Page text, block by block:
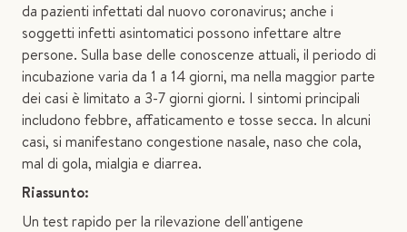
da pazienti infettati dal nuovo coronavirus; anche i
soggetti infetti asintomatici possono infettare altre
persone. Sulla base delle conoscenze attuali, il periodo di
incubazione varia da 1 a 14 giorni, ma nella maggior parte
dei casi è limitato a 3-7 giorni giorni. I sintomi principali
includono febbre, affaticamento e tosse secca. In alcuni
casi, si manifestano congestione nasale, naso che cola,
mal di gola, mialgia e diarrea.
Riassunto:
Un test rapido per la rilevazione dell'antigene